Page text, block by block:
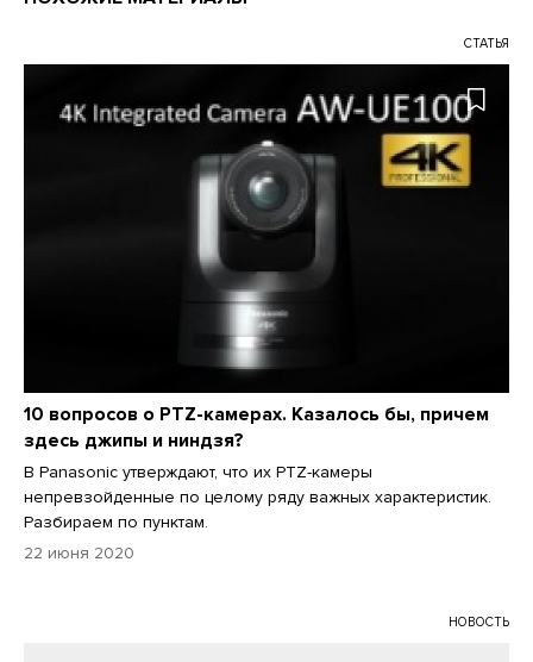
СТАТЬЯ
10 вопросов о PTZ-камерах. Казалось бы, причем
здесь джипы и ниндзя?
В Panasonic утверждают, что их PTZ-камеры
непревзойденные по целому ряду важных характеристик.
Разбираем по пунктам.
22 июня 2020
НОВОСТЬ